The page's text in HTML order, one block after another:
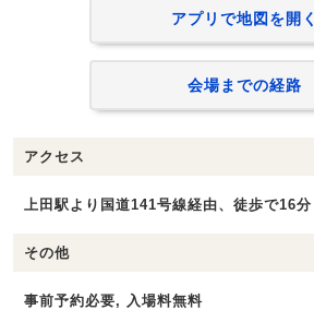
アプリで地図を開く
会場までの経路
アクセス
上田駅より国道141号線経由、徒歩で16分
その他
事前予約必要, 入場料無料